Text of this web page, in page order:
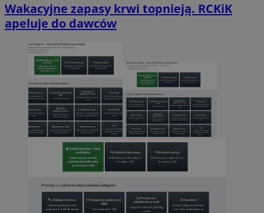
Wakacyjne zapasy krwi topnieją. RCKiK
apeluje do dawców